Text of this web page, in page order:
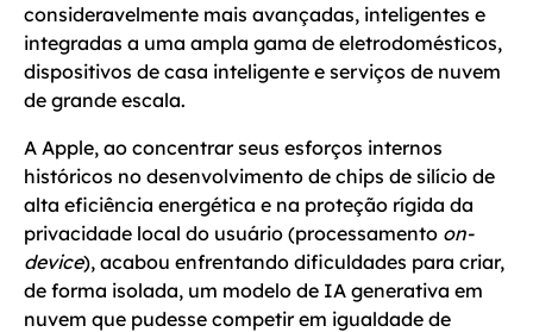
consideravelmente mais avançadas, inteligentes e
integradas a uma ampla gama de eletrodomésticos,
dispositivos de casa inteligente e serviços de nuvem
de grande escala.
A Apple, ao concentrar seus esforços internos
históricos no desenvolvimento de chips de silício de
alta eficiência energética e na proteção rígida da
privacidade local do usuário (processamento on-
device), acabou enfrentando dificuldades para criar,
de forma isolada, um modelo de IA generativa em
nuvem que pudesse competir em igualdade de